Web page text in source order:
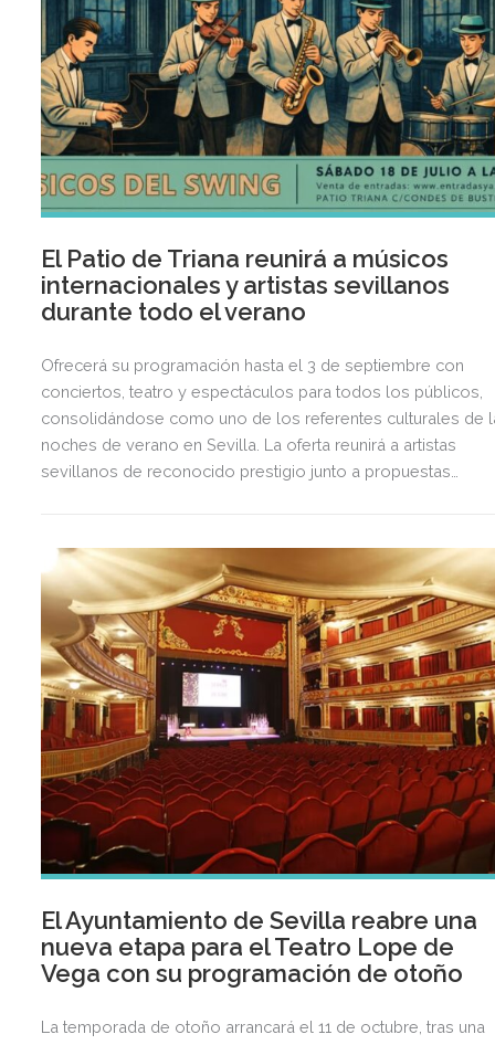
El Patio de Triana reunirá a músicos
internacionales y artistas sevillanos
durante todo el verano
Ofrecerá su programación hasta el 3 de septiembre con
conciertos, teatro y espectáculos para todos los públicos,
consolidándose como uno de los referentes culturales de
noches de verano en Sevilla. La oferta reunirá a artistas
sevillanos de reconocido prestigio junto a propuestas
El Ayuntamiento de Sevilla reabre una
nueva etapa para el Teatro Lope de
Vega con su programación de otoño
La temporada de otoño arrancará el 11 de octubre, tras una